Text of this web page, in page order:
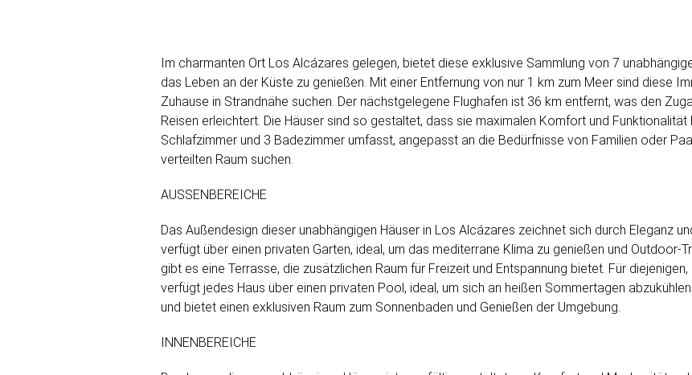
Im charmanten Ort Los Alcázares gelegen, bietet diese exklusive Sammlung von 7
das Leben an der Küste zu genießen. Mit einer Entfernung von nur 1 km zum Meer sind diese
Zuhause in Strandnähe suchen. Der nächstgelegene Flughafen ist 36 km entfernt, was den
Reisen erleichtert. Die Häuser sind so gestaltet, dass sie maximalen Komfort und Funktionalität
Schlafzimmer und 3 Badezimmer umfasst, angepasst an die Bedürfnisse von Familien oder
verteilten Raum suchen.
AUSSENBEREICHE
Das Außendesign dieser unabhängigen Häuser in Los Alcázares zeichnet sich durch Eleganz
verfügt über einen privaten Garten, ideal, um das mediterrane Klima zu genießen und Outdoor-
gibt es eine Terrasse, die zusätzlichen Raum für Freizeit und Entspannung bietet. Für
verfügt jedes Haus über einen privaten Pool, ideal, um sich an heißen Sommertagen
und bietet einen exklusiven Raum zum Sonnenbaden und Genießen der Umgebung.
INNENBEREICHE